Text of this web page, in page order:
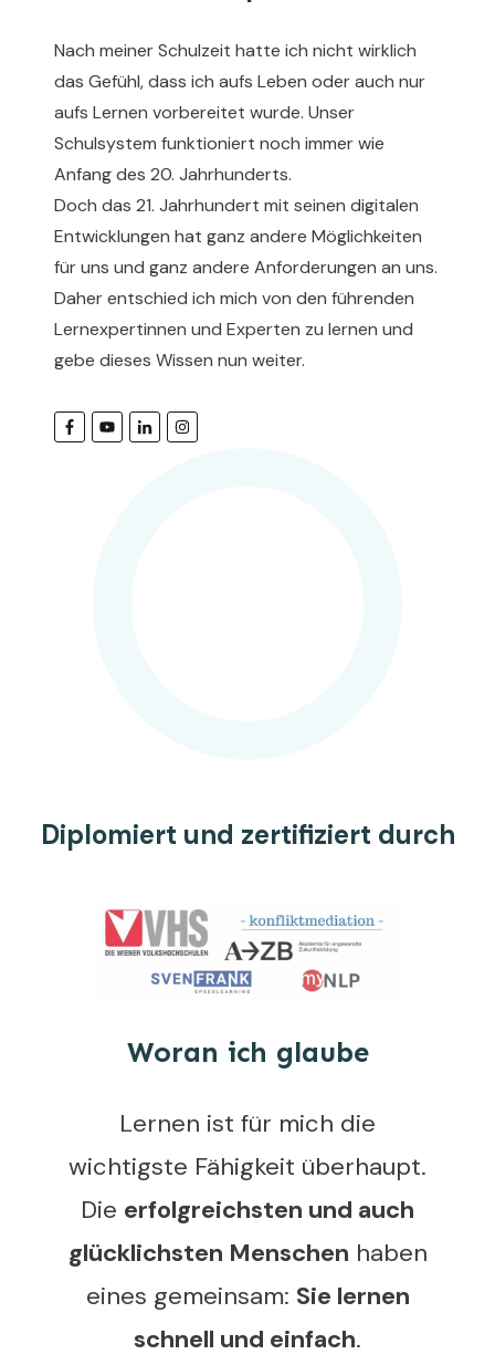
Nach meiner Schulzeit hatte ich nicht wirklich
das Gefühl, dass ich aufs Leben oder auch nur
aufs Lernen vorbereitet wurde. Unser
Schulsystem funktioniert noch immer wie
Anfang des 20. Jahrhunderts.
Doch das 21. Jahrhundert mit seinen digitalen
Entwicklungen hat ganz andere Möglichkeiten
für uns und ganz andere Anforderungen an uns.
Daher entschied ich mich von den führenden
Lernexpertinnen und Experten zu lernen und
gebe dieses Wissen nun weiter.
Diplomiert und zertifiziert durch
Woran ich glaube
Lernen ist für mich die
wichtigste Fähigkeit überhaupt.
Die erfolgreichsten und auch
glücklichsten Menschen haben
eines gemeinsam: Sie lernen
schnell und einfach.